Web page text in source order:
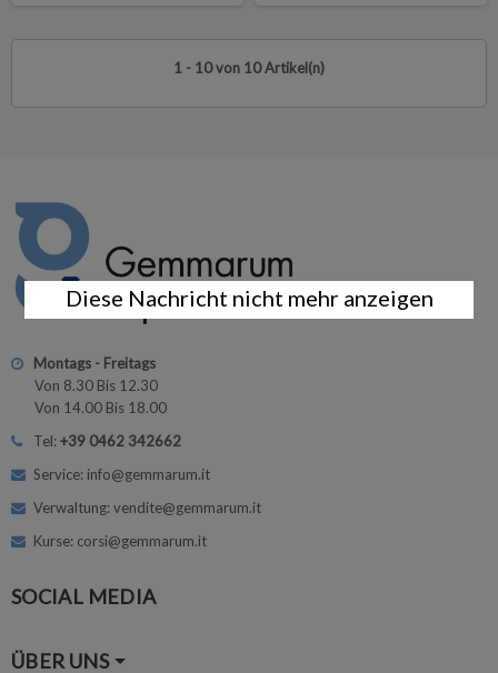
1 - 10 von 10 Artikel(n)
Montags - Freitags
Von 8.30 Bis 12.30
Von 14.00 Bis 18.00
Tel:+39 0462 342662
Service: info@gemmarum.it
Verwaltung: vendite@gemmarum.it
Kurse: corsi@gemmarum.it
SOCIAL MEDIA
ÜBER UNS
Diese Nachricht nicht mehr anzeigen